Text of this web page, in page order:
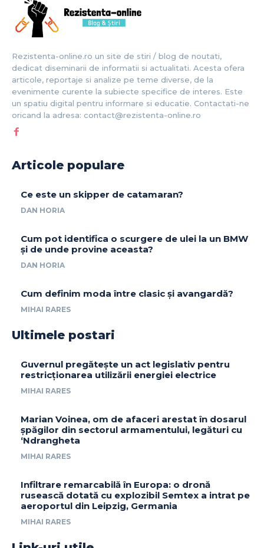
Rezistenta-online.ro un site de stiri / blog de noutati,
dedicat diseminarii de informatii si actualitati. Acesta ofera
articole, reportaje si analize pe teme diverse, de la
evenimente curente la subiecte specifice de interes. Este
un spatiu digital pentru informare si educatie. Contactati-ne
oricand la adresa: contact@rezistenta-online.ro
Articole populare
Ce este un skipper de catamaran?
DAN HORIA
Cum pot identifica o scurgere de ulei la un BMW
și de unde provine aceasta?
DAN HORIA
Cum definim moda între clasic și avangardă?
MIHAI RARES
Ultimele postari
Guvernul pregătește un act legislativ pentru
restricționarea utilizării energiei electrice
MIHAI RARES
Marian Voinea, om de afaceri arestat în dosarul
șpăgilor din sectorul armamentului, legături cu
‘Ndrangheta
MIHAI RARES
Infiltrare remarcabilă în Europa: o dronă
rusească dotată cu explozibil Semtex a intrat pe
aeroportul din Leipzig, Germania
MIHAI RARES